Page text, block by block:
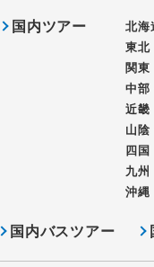
国内ツアー
北海
東北
関東
中部
近畿
山陰
四国
九州
沖縄
国内バスツアー